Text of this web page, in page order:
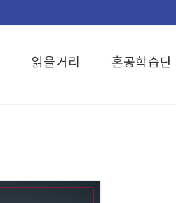
읽을거리 혼공학습단